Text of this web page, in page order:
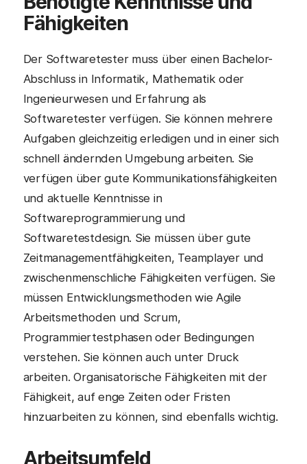
Fähigkeiten
Der Softwaretester muss über einen Bachelor-
Abschluss in Informatik, Mathematik oder
Ingenieurwesen und Erfahrung als
Softwaretester verfügen. Sie können mehrere
Aufgaben gleichzeitig erledigen und in einer sich
schnell ändernden Umgebung arbeiten. Sie
verfügen über gute Kommunikationsfähigkeiten
und aktuelle Kenntnisse in
Softwareprogrammierung und
Softwaretestdesign. Sie müssen über gute
Zeitmanagementfähigkeiten, Teamplayer und
zwischenmenschliche Fähigkeiten verfügen. Sie
müssen Entwicklungsmethoden wie Agile
Arbeitsmethoden und Scrum,
Programmiertestphasen oder Bedingungen
verstehen. Sie können auch unter Druck
arbeiten. Organisatorische Fähigkeiten mit der
Fähigkeit, auf enge Zeiten oder Fristen
hinzuarbeiten zu können, sind ebenfalls wichtig.
Arbeitsumfeld